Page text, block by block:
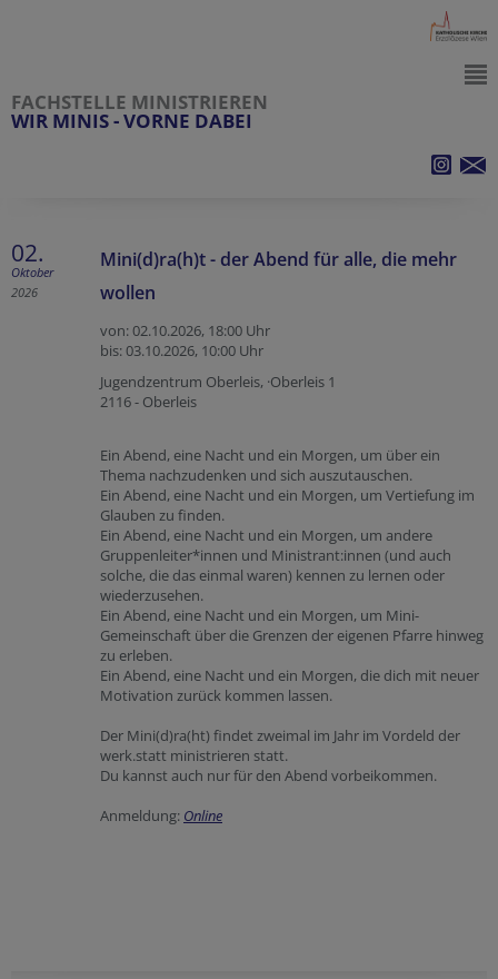
FACHSTELLE MINISTRIEREN
WIR MINIS - VORNE DABEI
02.
Oktober
2026
Mini(d)ra(h)t - der Abend für alle, die mehr
wollen
von: 02.10.2026, 18:00 Uhr
bis: 03.10.2026, 10:00 Uhr
Jugendzentrum Oberleis, ·Oberleis 1
2116 - Oberleis
Ein Abend, eine Nacht und ein Morgen, um über ein
Thema nachzudenken und sich auszutauschen.
Ein Abend, eine Nacht und ein Morgen, um Vertiefung im
Glauben zu finden.
Ein Abend, eine Nacht und ein Morgen, um andere
Gruppenleiter*innen und Ministrant:innen (und auch
solche, die das einmal waren) kennen zu lernen oder
wiederzusehen.
Ein Abend, eine Nacht und ein Morgen, um Mini-
Gemeinschaft über die Grenzen der eigenen Pfarre hinweg
zu erleben.
Ein Abend, eine Nacht und ein Morgen, die dich mit neuer
Motivation zurück kommen lassen.
Der Mini(d)ra(ht) findet zweimal im Jahr im Vordeld der
werk.statt ministrieren statt.
Du kannst auch nur für den Abend vorbeikommen.
Anmeldung: Online